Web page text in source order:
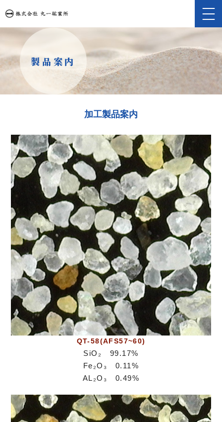
製品案内
加工製品案内
QT-58(AFS57~60)
SiO₂ 99.17%
Fe₂O₃ 0.11%
AL₂O₃ 0.49%